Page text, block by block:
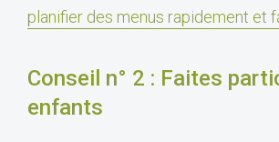
planifier des menus rapidement et
Conseil n° 2 : Faites
enfants